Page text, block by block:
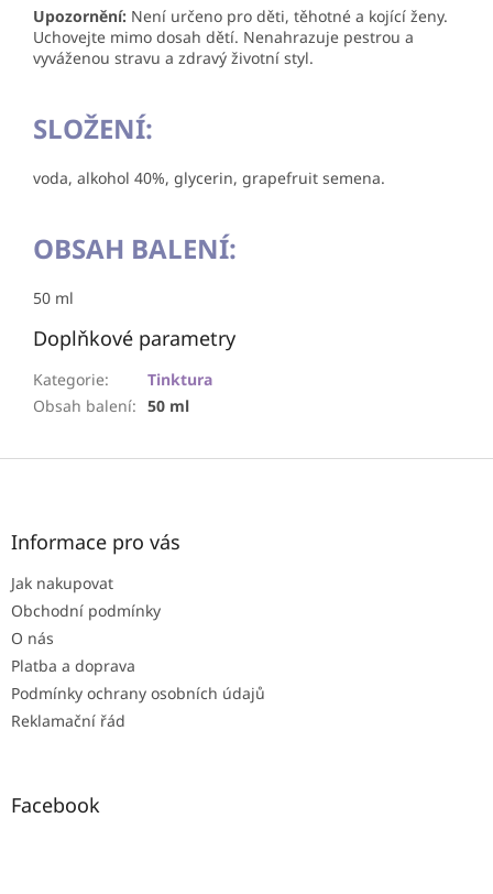
Upozornění: Není určeno pro děti, těhotné a kojící ženy.
Uchovejte mimo dosah dětí. Nenahrazuje pestrou a
vyváženou stravu a zdravý životní styl.
SLOŽENÍ:
voda, alkohol 40%, glycerin, grapefruit semena.
OBSAH BALENÍ:
50 ml
Doplňkové parametry
Kategorie:
Tinktura
Obsah balení: 50 ml
Z
Informace pro vás
Jak nakupovat
Obchodní podmínky
O nás
Platba a doprava
Podmínky ochrany osobních údajů
Reklamační řád
Facebook